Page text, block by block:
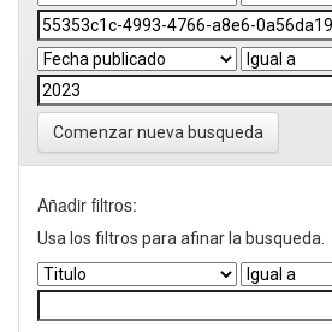
Comenzar nueva busqueda
Añadir filtros:
Usa los filtros para afinar la busqueda.